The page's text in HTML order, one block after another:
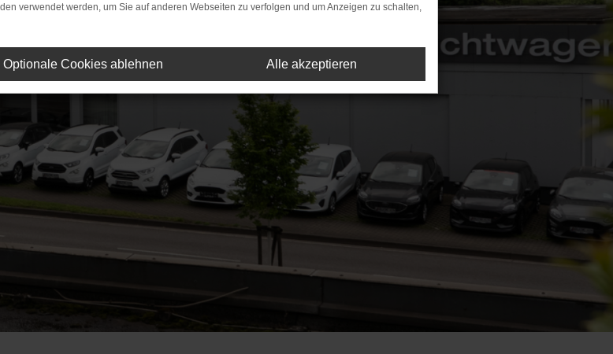
verwendet werden, um Sie auf anderen Webseiten zu verfolgen und um Anzeigen zu schalten,
Optionale Cookies ablehnen Alle akzeptieren